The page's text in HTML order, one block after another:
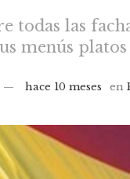
todas las
menús
hace 10 meses en